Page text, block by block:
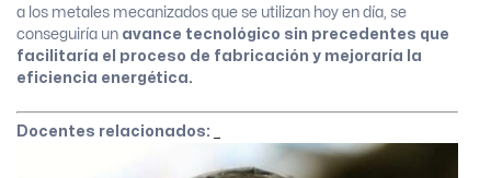
a los metales mecanizados que se utilizan hoy en día, se
conseguiría un avance tecnológico sin precedentes que
facilitaría el proceso de fabricación y mejoraría la
eficiencia energética.
Docentes relacionados: